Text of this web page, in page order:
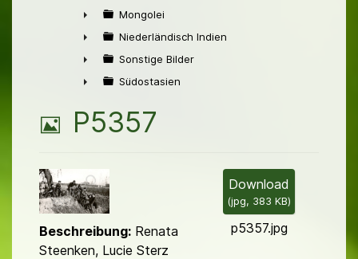
►
►
Mongolei
►
Niederländisch Indien
►
Sonstige Bilder
Südostasien
B
l
d
P5357
Download
(jpg, 383 KB)
p5357.jpg
Beschreibung: Renata
Steenken, Lucie Sterz